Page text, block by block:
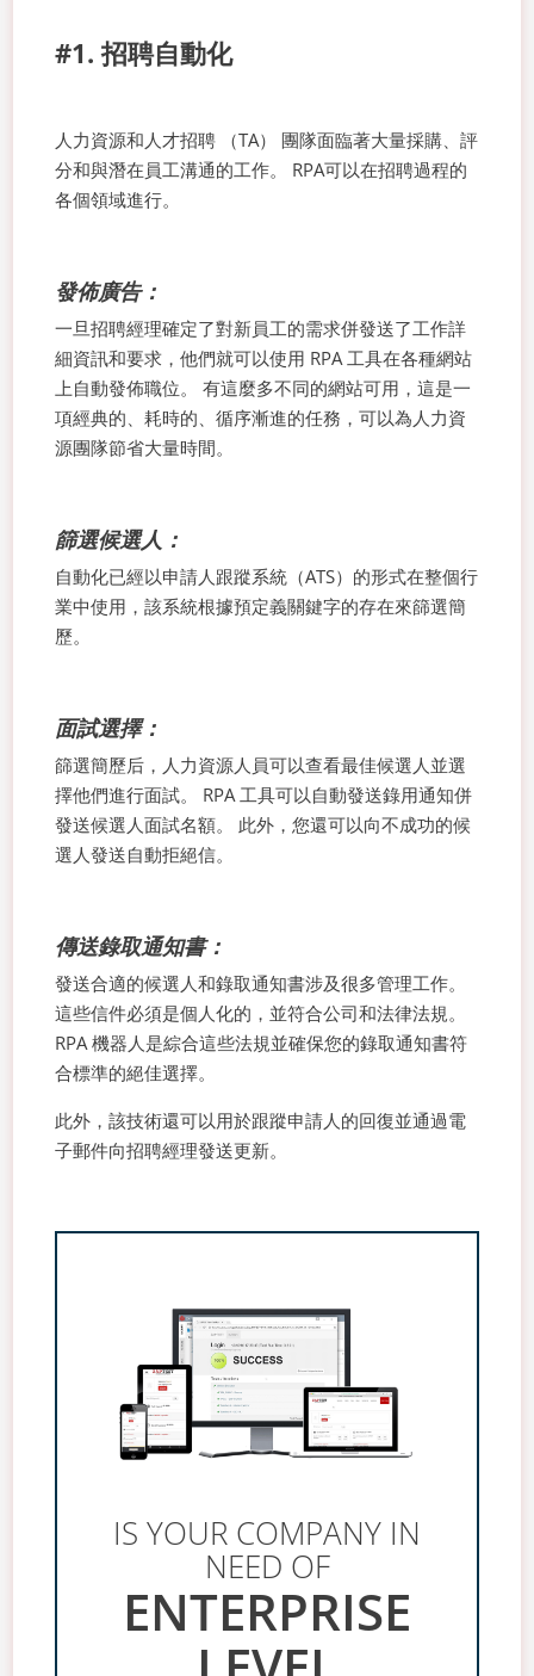
#1. 招聘自動化
人力資源和人才招聘 （TA） 團隊面臨著大量採購、評
分和與潛在員工溝通的工作。 RPA可以在招聘過程的
各個領域進行。
發佈廣告：
一旦招聘經理確定了對新員工的需求併發送了工作詳
細資訊和要求，他們就可以使用 RPA 工具在各種網站
上自動發佈職位。 有這麼多不同的網站可用，這是一
項經典的、耗時的、循序漸進的任務，可以為人力資
源團隊節省大量時間。
篩選候選人：
自動化已經以申請人跟蹤系統（ATS）的形式在整個行
業中使用，該系統根據預定義關鍵字的存在來篩選簡
歷。
面試選擇：
篩選簡歷后，人力資源人員可以查看最佳候選人並選
擇他們進行面試。 RPA 工具可以自動發送錄用通知併
發送候選人面試名額。 此外，您還可以向不成功的候
選人發送自動拒絕信。
傳送錄取通知書：
發送合適的候選人和錄取通知書涉及很多管理工作。
這些信件必須是個人化的，並符合公司和法律法規。
RPA 機器人是綜合這些法規並確保您的錄取通知書符
合標準的絕佳選擇。
此外，該技術還可以用於跟蹤申請人的回復並通過電
子郵件向招聘經理發送更新。
IS YOUR COMPANY IN
NEED OF
ENTERPRISE